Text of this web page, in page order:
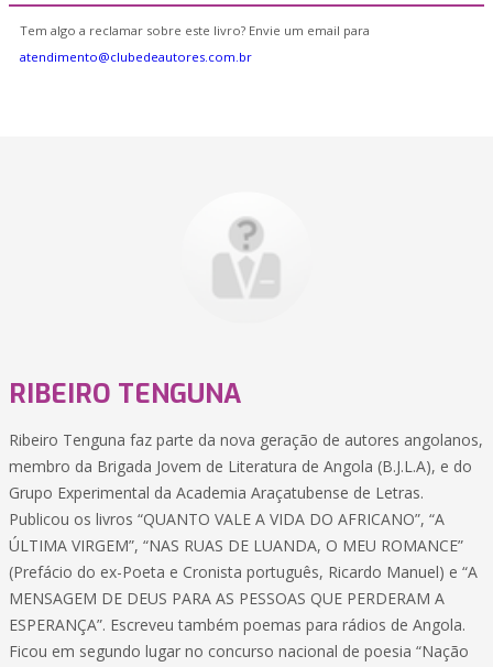
Tem algo a reclamar sobre este livro? Envie um email para
atendimento@clubedeautores.com.br
RIBEIRO TENGUNA
Ribeiro Tenguna faz parte da nova geração de autores angolanos,
membro da Brigada Jovem de Literatura de Angola (B.J.L.A), e do
Grupo Experimental da Academia Araçatubense de Letras.
Publicou os livros “QUANTO VALE A VIDA DO AFRICANO”, “A
ÚLTIMA VIRGEM”, “NAS RUAS DE LUANDA, O MEU ROMANCE”
(Prefácio do ex-Poeta e Cronista português, Ricardo Manuel) e “A
MENSAGEM DE DEUS PARA AS PESSOAS QUE PERDERAM A
ESPERANÇA”. Escreveu também poemas para rádios de Angola.
Ficou em segundo lugar no concurso nacional de poesia “Nação